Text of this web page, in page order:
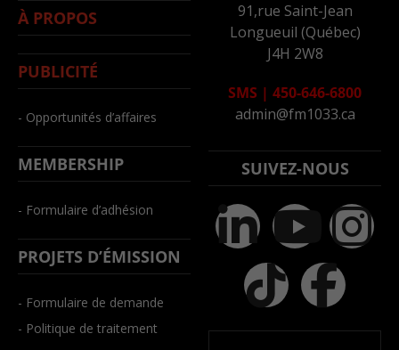
À PROPOS
PUBLICITÉ
- Opportunités d’affaires
MEMBERSHIP
- Formulaire d’adhésion
PROJETS D’ÉMISSION
- Formulaire de demande
- Politique de traitement
91,rue Saint-Jean
Longueuil (Québec)
J4H 2W8
SMS | 450-646-6800
admin@fm1033.ca
SUIVEZ-NOUS